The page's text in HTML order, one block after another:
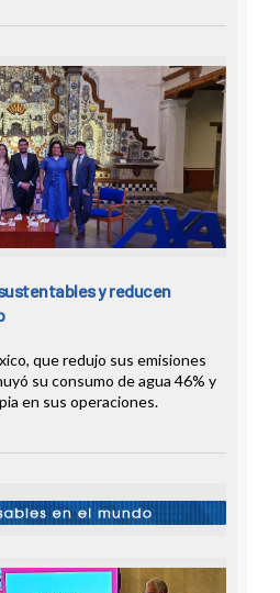
y reducen
que redujo sus emisiones
su consumo de agua 46% y
en sus operaciones.